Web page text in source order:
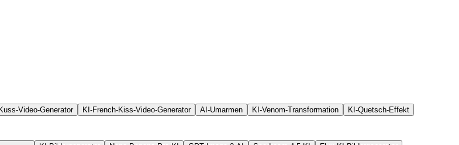
Video-Generator KI-French-Kiss-Video-Generator AI-Umarmen KI-Venom-Transformation KI-Quetsch-Effekt